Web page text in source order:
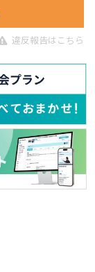
違反報告はこちら